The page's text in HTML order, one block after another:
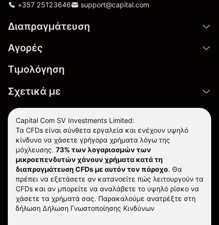
+357 25123646 support@capital.com
Διαπραγμάτευση
Αγορές
Τιμολόγηση
Σχετικά με
Capital Com SV Investments Limited:
Τα CFDs είναι σύνθετα εργαλεία και ενέχουν υψηλό
κίνδυνο να χάσετε γρήγορα χρήματα λόγω της
μόχλευσης. 73% των λογαριασμών των
μικροεπενδυτών χάνουν χρήματα κατά τη
διαπραγμάτευση CFDs με αυτόν τον πάροχο. Θα
πρέπει να εξετάσετε αν κατανοείτε πώς λειτουργούν τα
CFDs και αν μπορείτε να αναλάβετε το υψηλό ρίσκο να
χάσετε τα χρήματά σας. Παρακαλούμε ανατρέξτε στη
δήλωση Δήλωση Γνωστοποίησης Κινδύνων